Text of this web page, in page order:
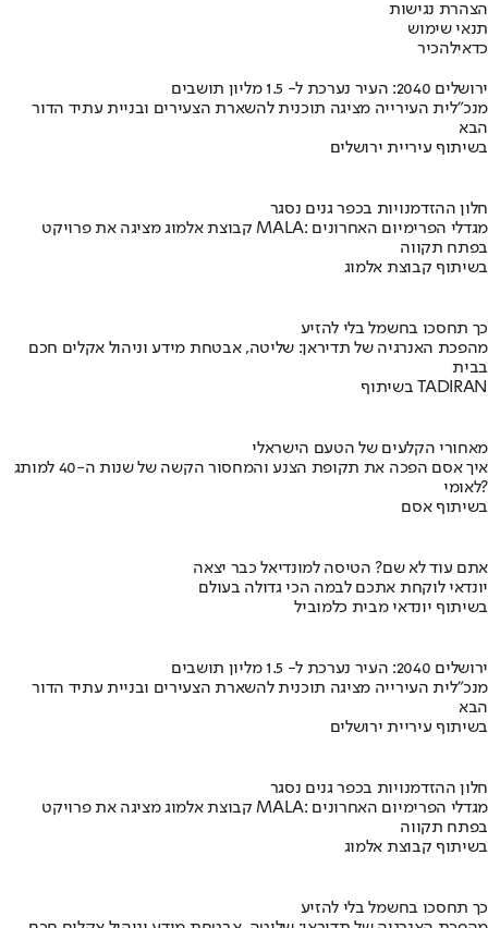
הצהרת נגישות
תנאי שימוש
כדאילהכיר
ירושלים 2040: העיר נערכת ל- 1.5 מליון תושבים
מנכ"לית העירייה מציגה תוכנית להשארת הצעירים ובניית עתיד הדור
הבא
בשיתוף עיריית ירושלים
חלון ההזדמנויות בכפר גנים נסגר
קבוצת אלמוג מציגה את פרויקט MALA: מגדלי הפרימיום האחרונים
בפתח תקווה
בשיתוף קבוצת אלמוג
כך תחסכו בחשמל בלי להזיע
מהפכת האנרגיה של תדיראן: שליטה, אבטחת מידע וניהול אקלים חכם
בבית
בשיתוף TADIRAN
מאחורי הקלעים של הטעם הישראלי
איך אסם הפכה את תקופת הצנע והמחסור הקשה של שנות ה-40 למותג
לאומי?
בשיתוף אסם
אתם עוד לא שם? הטיסה למונדיאל כבר יצאה
יונדאי לוקחת אתכם לבמה הכי גדולה בעולם
בשיתוף יונדאי מבית כלמוביל
ירושלים 2040: העיר נערכת ל- 1.5 מליון תושבים
מנכ"לית העירייה מציגה תוכנית להשארת הצעירים ובניית עתיד הדור
הבא
בשיתוף עיריית ירושלים
חלון ההזדמנויות בכפר גנים נסגר
קבוצת אלמוג מציגה את פרויקט MALA: מגדלי הפרימיום האחרונים
בפתח תקווה
בשיתוף קבוצת אלמוג
כך תחסכו בחשמל בלי להזיע